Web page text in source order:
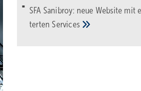
SFA Sanibroy: neue Web­site mit
tertenServices